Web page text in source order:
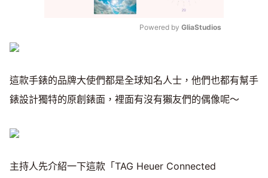
Powered by GliaStudios
這款手錶的品牌大使們都是全球知名人士，他們也都有幫手
錶設計獨特的原創錶面，裡面有沒有獺友們的偶像呢～
主持人先介紹一下這款「TAG Heuer Connected